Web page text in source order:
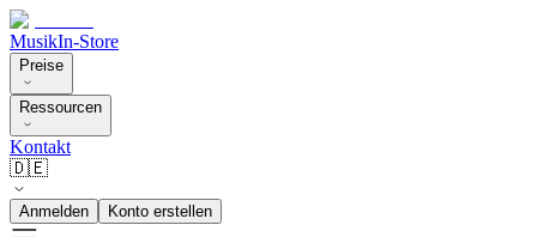
MusikIn-Store
Preise
Ressourcen
Kontakt
🇩🇪
Anmelden Konto erstellen